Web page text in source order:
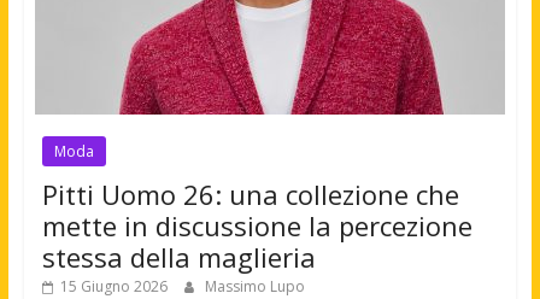
Moda
Pitti Uomo 26: una collezione che
mette in discussione la percezione
stessa della maglieria
15 Giugno 2026 Massimo Lupo